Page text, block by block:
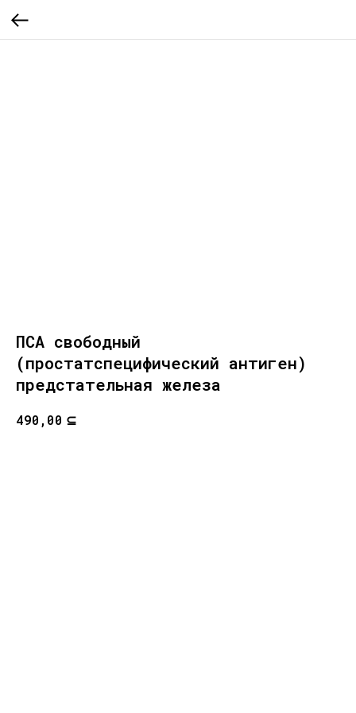
ПСА свободный
(простатспецифический антиген)
предстательная железа
490,00 ⊆